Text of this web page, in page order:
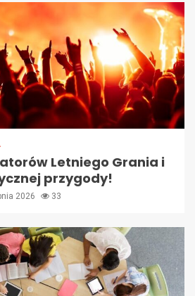
Letniego Grania i
przygody!
2026 33